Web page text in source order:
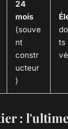
24
mois
(souve
nt
constr
ucteur
)
ts
: